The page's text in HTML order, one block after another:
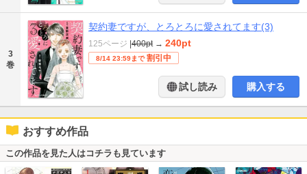
3
巻
契約妻ですが、とろとろに愛されてます(3)
125ページ |400pt → 240pt
8/14 23:59まで 割引中
試し読み 購入する
おすすめ作品
この作品を見た人はコチラも見ています